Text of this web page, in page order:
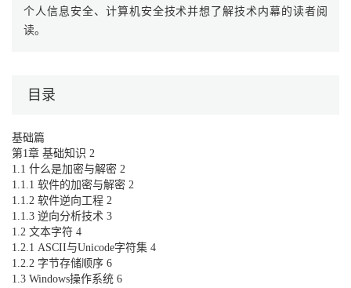
个人信息安全、计算机安全技术并想了解技术内幕的读者阅
读。
目录
基础篇
第1章 基础知识 2
1.1 什么是加密与解密 2
1.1.1 软件的加密与解密 2
1.1.2 软件逆向工程 2
1.1.3 逆向分析技术 3
1.2 文本字符 4
1.2.1 ASCII与Unicode字符集 4
1.2.2 字节存储顺序 6
1.3 Windows操作系统 6